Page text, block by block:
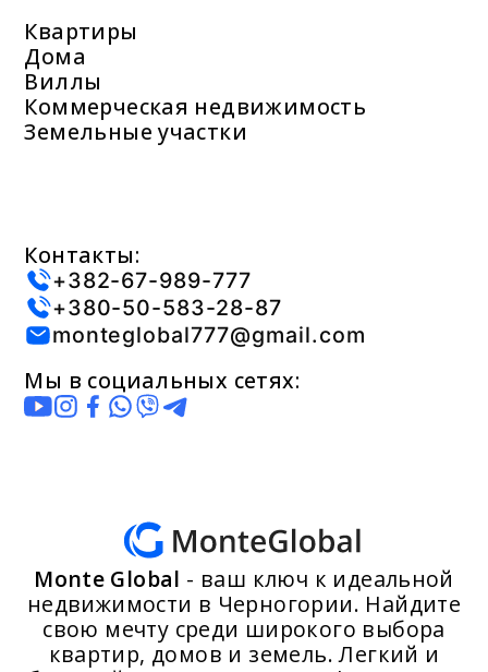
Квартиры
Дома
Виллы
Коммерческая недвижимость
Земельные участки
Контакты:
+382-67-989-777
+380-50-583-28-87
monteglobal777@gmail.com
Мы в социальных сетях:
Monte Global - ваш ключ к идеальной
недвижимости в Черногории. Найдите
свою мечту среди широкого выбора
квартир, домов и земель. Легкий и